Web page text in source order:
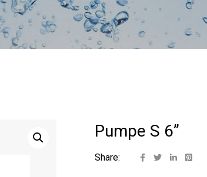
Pumpe S 6”
Share: